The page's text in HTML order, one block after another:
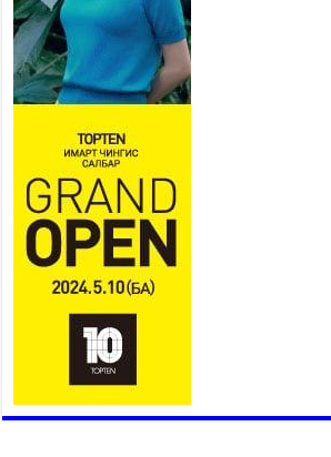
Элчин сайд Шэнь
Миньжюанийг хүлээн авч
уулзав
2026 оны 7 сар 21 / 16 цаг 39 минут
БҮГД НАЙРАМДАХ ТАЖИКИСТАН УЛСТАЙ
ЭДИЙН ЗАСГИЙН ХАМТЫН АЖИЛЛАГААГ
ӨРГӨЖҮҮЛНЭ
2026 оны 7 сар 21 / 16 цаг 34 минут
26,992 суралцагч хотхоны бага сургуульд, 8100
суралцагч төрөлжсөн ахлах сургуульд
суралцана
2026 оны 7 сар 21 / 13 цаг 43 минут
тээврийн зохицуулалт, сургууль, цэцэрлэг, зах,
худалдааны төвийн ажиллах хуваарийг гаргаж,
иргэдэд мэдээлэхийг үүрэг болголоо
2026 оны 7 сар 21 / 11 цаг 59 минут
Гэр бүлийн хэрэг шүүхэд хянан шийдвэрлэх